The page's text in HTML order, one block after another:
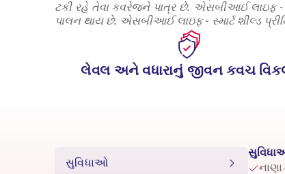
ટકી રહે તેવા કવરેજને પાત્ર છે. એસબીઆઈ લાઇફ -
પાલન થાય છે. એસબીઆઈ લાઇફ - સ્માર્ટ શીલ્ડ
લેવલ અને વધારાનું જીવન કવચ
સુવિધાઓ